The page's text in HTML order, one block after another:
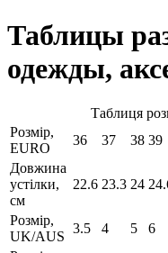
Таблицы
одежды,
Таблиця
Розмір,
EURO
36 37 38 39
Довжина
устілки,
см
22.6 23.3 24
Розмір,
UK/AUS
3.5 4 5 6